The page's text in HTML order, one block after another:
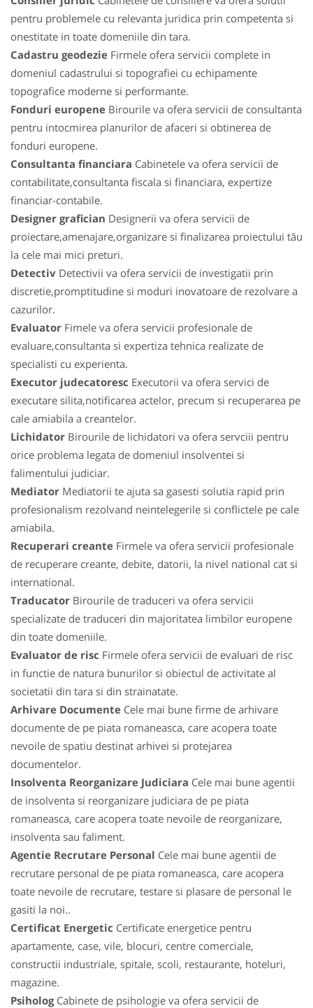
pentru problemele cu relevanta juridica prin competenta si
onestitate in toate domeniile din tara.
Cadastru geodezie Firmele ofera servicii complete in
domeniul cadastrului si topografiei cu echipamente
topografice moderne si performante.
Fonduri europene Birourile va ofera servicii de consultanta
pentru intocmirea planurilor de afaceri si obtinerea de
fonduri europene.
Consultanta financiara Cabinetele va ofera servicii de
contabilitate,consultanta fiscala si financiara, expertize
financiar-contabile.
Designer grafician Designerii va ofera servicii de
proiectare,amenajare,organizare si finalizarea proiectului tău
la cele mai mici preturi.
Detectiv Detectivii va ofera servicii de investigatii prin
discretie,promptitudine si moduri inovatoare de rezolvare a
cazurilor.
Evaluator Fimele va ofera servicii profesionale de
evaluare,consultanta si expertiza tehnica realizate de
specialisti cu experienta.
Executor judecatoresc Executorii va ofera servici de
executare silita,notificarea actelor, precum si recuperarea pe
cale amiabila a creantelor.
Lichidator Birourile de lichidatori va ofera servciii pentru
orice problema legata de domeniul insolventei si
falimentului judiciar.
Mediator Mediatorii te ajuta sa gasesti solutia rapid prin
profesionalism rezolvand neintelegerile si conflictele pe cale
amiabila.
Recuperari creante Firmele va ofera servicii profesionale
de recuperare creante, debite, datorii, la nivel national cat si
international.
Traducator Birourile de traduceri va ofera servicii
specializate de traduceri din majoritatea limbilor europene
din toate domeniile.
Evaluator de risc Firmele ofera servicii de evaluari de risc
in functie de natura bunurilor si obiectul de activitate al
societatii din tara si din strainatate.
Arhivare Documente Cele mai bune firme de arhivare
documente de pe piata romaneasca, care acopera toate
nevoile de spatiu destinat arhivei si protejarea
documentelor.
Insolventa Reorganizare Judiciara Cele mai bune agentii
de insolventa si reorganizare judiciara de pe piata
romaneasca, care acopera toate nevoile de reorganizare,
insolventa sau faliment.
Agentie Recrutare Personal Cele mai bune agentii de
recrutare personal de pe piata romaneasca, care acopera
toate nevoile de recrutare, testare si plasare de personal le
gasiti la noi..
Certificat Energetic Certificate energetice pentru
apartamente, case, vile, blocuri, centre comerciale,
constructii industriale, spitale, scoli, restaurante, hoteluri,
magazine.
PsihologCabinete de psihologie va ofera servicii de